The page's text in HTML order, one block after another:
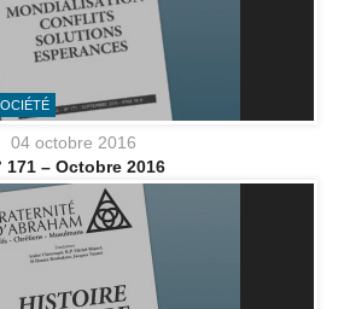
04 octobre 2016
171 – Octobre 2016